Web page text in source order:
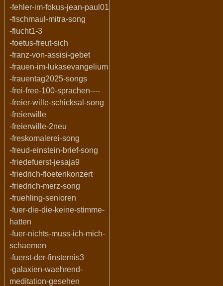
-fehler-im-fokus-jean-paul01
-fischmaul-mitra-song
-flucht1-3
-foetus-freut-sich
-franz-von-assisi-gebet
-frauen-im-lukasevangelium
-frauentag2025-songs
-frei-free-100-sprachen----
-freier-wille-schicksal-song
-freierwille
-freierwille-2neu
-freskomalerei-song
-freud-einstein-brief-song
-friedefuerst-jesaja9
-friedrich-floetenkonzert
-friedrich-merz-song
-fruehling-senioren
-fuer-die-die-keine-stimme-
hatten
-fuer-nichts-muss-ich-mich-
schaemen
-fuerst-der-finsternis3
-galaxien-waehrend-
meditation-gesehen